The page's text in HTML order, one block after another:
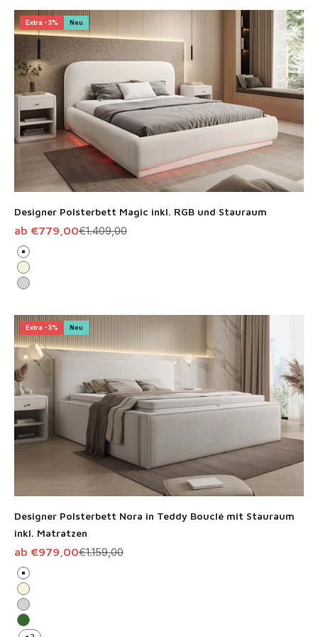
Extra -3% Neu
Designer Polsterbett Magic inkl. RGB und Stauraum
Angebot
ab €779,00Regulärer Preis
€1.409,00
Weiß
Beige
Hellgrau
Extra -3% Neu
Designer Polsterbett Nora in Teddy Bouclé mit Stauraum
inkl. Matratzen
Angebot
ab €979,00Regulärer Preis
€1.159,00
Weiß
Beige
Hellgrau
Grün